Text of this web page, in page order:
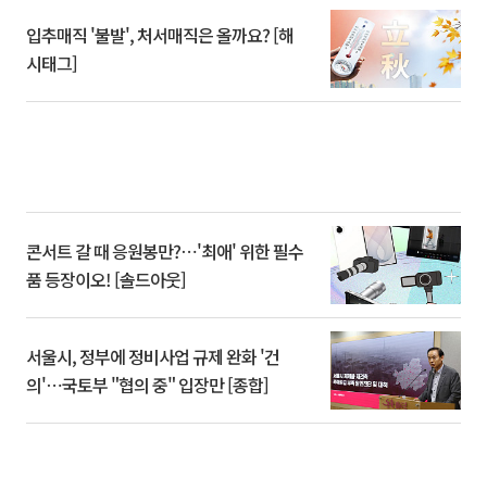
입추매직 '불발', 처서매직은 올까요? [해
시태그]
콘서트 갈 때 응원봉만?⋯'최애' 위한 필수
품 등장이오! [솔드아웃]
서울시, 정부에 정비사업 규제 완화 '건
의'⋯국토부 "협의 중" 입장만 [종합]